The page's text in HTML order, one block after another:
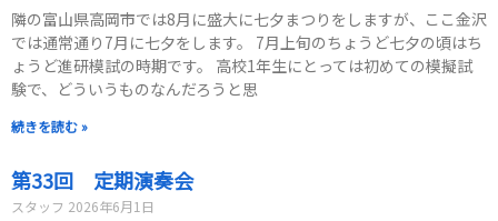
隣の富山県高岡市では8月に盛大に七夕まつりをしますが、ここ金沢
では通常通り7月に七夕をします。 7月上旬のちょうど七夕の頃はち
ょうど進研模試の時期です。 高校1年生にとっては初めての模擬試
験で、どういうものなんだろうと思
続きを読む »
第33回 定期演奏会
スタッフ 2026年6月1日